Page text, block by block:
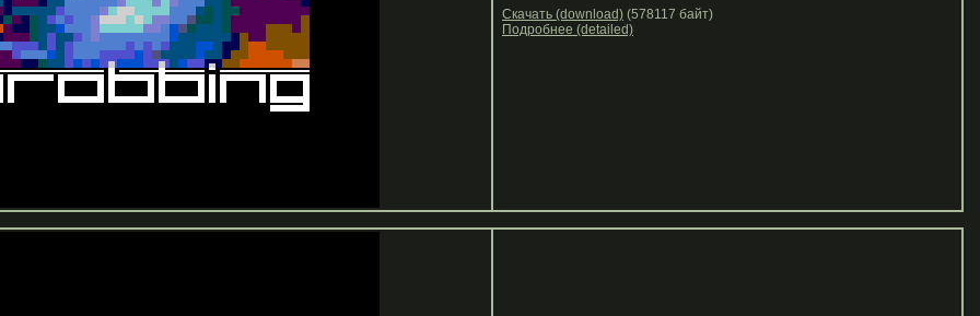
Скачать (download) (578117 байт)
Подробнее (detailed)